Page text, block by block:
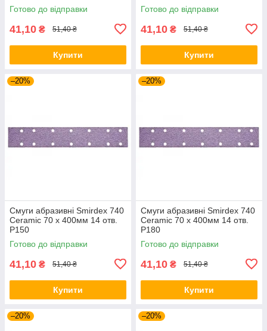
Готово до відправки
41,10 ₴ 51,40 ₴
Купити
Готово до відправки
41,10 ₴ 51,40 ₴
Купити
–20%
Смуги абразивні Smirdex 740
Ceramic 70 x 400мм 14 отв.
P150
Готово до відправки
41,10 ₴ 51,40 ₴
Купити
–20%
Смуги абразивні Smirdex 740
Ceramic 70 x 400мм 14 отв.
P180
Готово до відправки
41,10 ₴ 51,40 ₴
Купити
–20% –20%